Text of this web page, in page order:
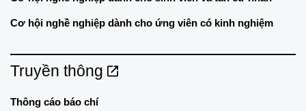
Cơ hội nghề nghiệp dành cho ứng viên có kinh nghiệm
Truyền thông
Thông cáo báo chí